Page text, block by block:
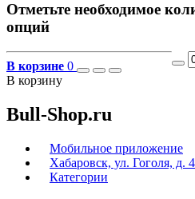
Отметьте необходимое
опций
В корзине 0
В корзину
Bull-Shop.ru
Мобильное приложение
Хабаровск, ул. Гоголя, д.
Категории